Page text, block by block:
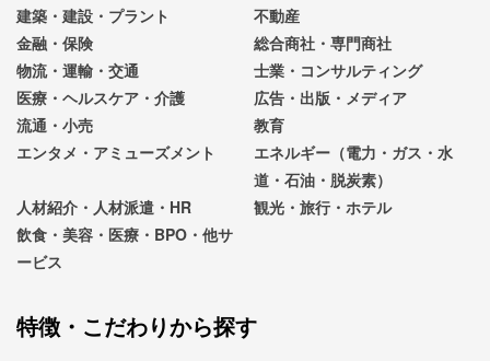
建築・建設・プラント
不動産
金融・保険
総合商社・専門商社
物流・運輸・交通
士業・コンサルティング
医療・ヘルスケア・介護
広告・出版・メディア
流通・小売
教育
エンタメ・アミューズメント
エネルギー（電力・ガス・水
道・石油・脱炭素）
人材紹介・人材派遣・HR
観光・旅行・ホテル
飲食・美容・医療・BPO・他サ
ービス
特徴・こだわりから探す